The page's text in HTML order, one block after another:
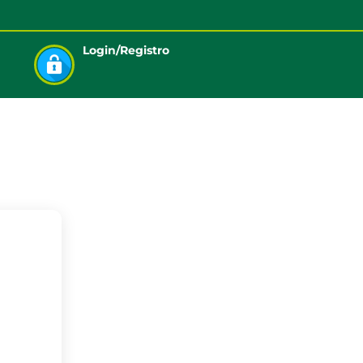
Login/Registro